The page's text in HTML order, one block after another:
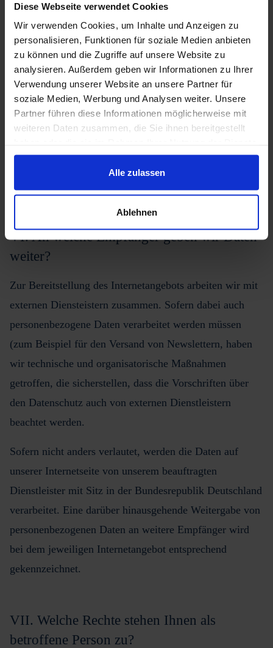
Diese Webseite verwendet Cookies
Wir verwenden Cookies, um Inhalte und Anzeigen zu
personalisieren, Funktionen für soziale Medien anbieten
zu können und die Zugriffe auf unsere Website zu
analysieren. Außerdem geben wir Informationen zu Ihrer
Verwendung unserer Website an unsere Partner für
soziale Medien, Werbung und Analysen weiter. Unsere
Partner führen diese Informationen möglicherweise mit
weiteren Daten zusammen, die Sie ihnen bereitgestellt
gesammelt haben.
Alle zulassen
Ablehnen
Im Übrigen verarbeiten wir personenbezogene Daten nur
sofern wir aufgrund einer Rechtsvorschrift dazu
verpflichtet sind (laut Artikel 6 Absatz 1 Buchstabe c)
der DSGVO) oder die Verarbeitung zur Wahrnehmung
einer Aufgabe der Zukunft – Umwelt – Gesellschaft
(ZUG) gGmbH erforderlich ist, die im öffentlichen
Interesse liegt oder in Ausübung öffentlicher Gewalt
DSGVO in Verbindung mit § 3 des
Bundesdatenschutzgesetzes).
VI. An welche Empfänger geben wir Daten
weiter?
Zur Bereitstellung des Internetangebots arbeiten wir mit
externen Diensteistern zusammen. Sofern dabei auch
personenbezogene Daten verarbeitet werden müssen
(zum Beispiel für den Versand von Newslettern, haben
wir technische und organisatorische Maßnahmen
getroffen, die sicherstellen, dass die Vorschriften über
den Datenschutz auch von externen Dienstleistern
beachtet werden.
Sofern nicht anders verlautet, werden die Daten auf
unserer Internetseite von unserem beauftragten
Dienstleister mit Sitz in der Bundesrepublik Deutschland
verarbeitet. Eine darüber hinausgehende Weitergabe von
personenbezogenen Daten an weitere Empfänger wird
bei dem jeweiligen Internetangebot entsprechend
gekennzeichnet.
VII. Welche Rechte stehen Ihnen als
betroffene Person zu?